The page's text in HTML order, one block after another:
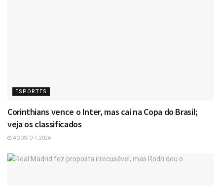
ESPORTES
Corinthians vence o Inter, mas cai na Copa do Brasil;
veja os classificados
AGOSTO 7, 2026